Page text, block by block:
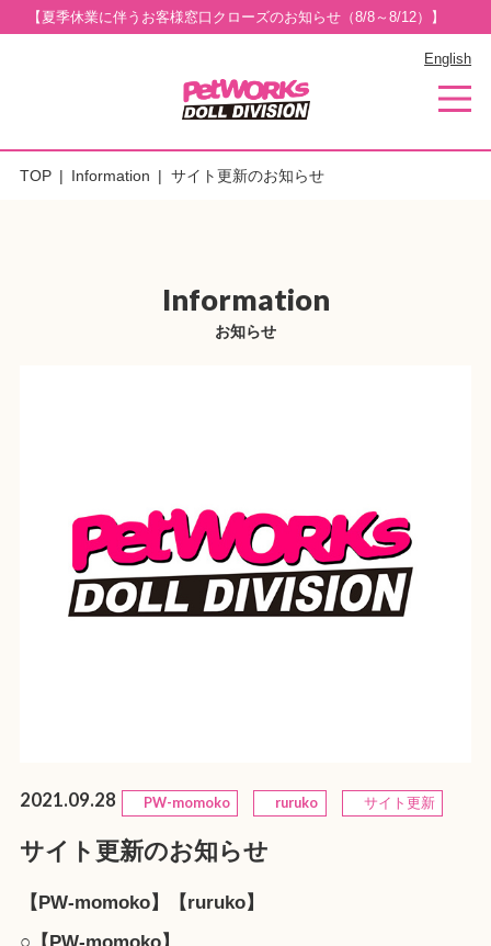
【夏季休業に伴うお客様窓口クローズのお知らせ（8/8～8/12）】
English
TOP Information サイト更新のお知らせ
Information
お知らせ
2021.09.28 PW-momoko ruruko サイト更新
サイト更新のお知らせ
【PW-momoko】【ruruko】